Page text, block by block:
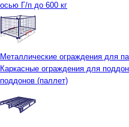
осью Г/п до 600 кг
Металлические ограждения для
Каркасные ограждения для
поддонов (паллет)